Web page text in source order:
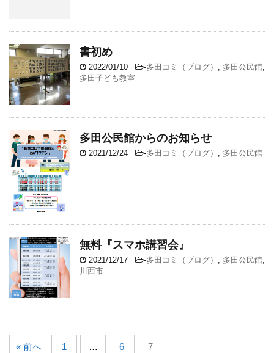
書初め
2022/01/10 -多田コミ（ブログ） , 多田公民館,
多田子ども教室
多田公民館からのお知らせ
2021/12/24 -多田コミ（ブログ） , 多田公民館
無料『スマホ講習会』
2021/12/17 -多田コミ（ブログ） , 多田公民館,
川西市
« 前へ 1 … 6 7